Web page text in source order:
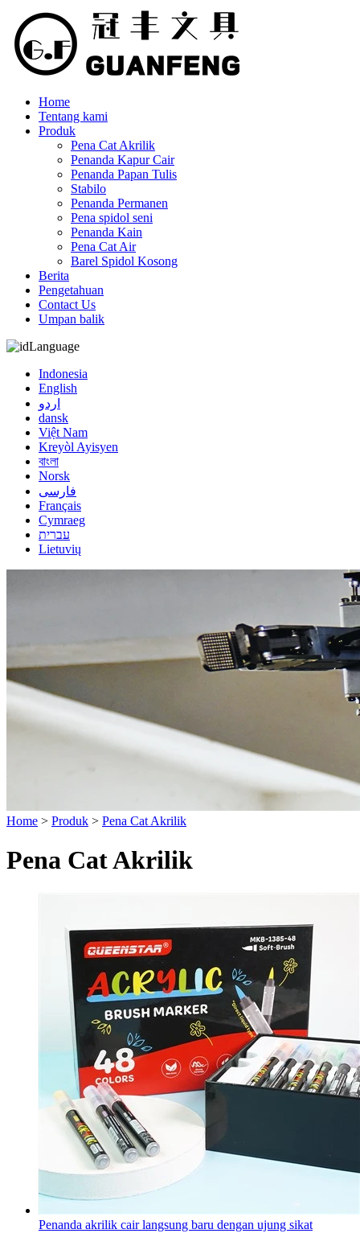
Home
Tentang kami
Produk
Pena Cat Akrilik
Penanda Kapur Cair
Penanda Papan Tulis
Stabilo
Penanda Permanen
Pena spidol seni
Penanda Kain
Pena Cat Air
Barel Spidol Kosong
Berita
Pengetahuan
Contact Us
Umpan balik
Language
Indonesia
English
اردو
dansk
Việt Nam
Kreyòl Ayisyen
বাংলা
Norsk
فارسی
Français
Cymraeg
עברית
Lietuvių
Home > Produk > Pena Cat Akrilik
Pena Cat Akrilik
Penanda akrilik cair langsung baru dengan ujung sikat